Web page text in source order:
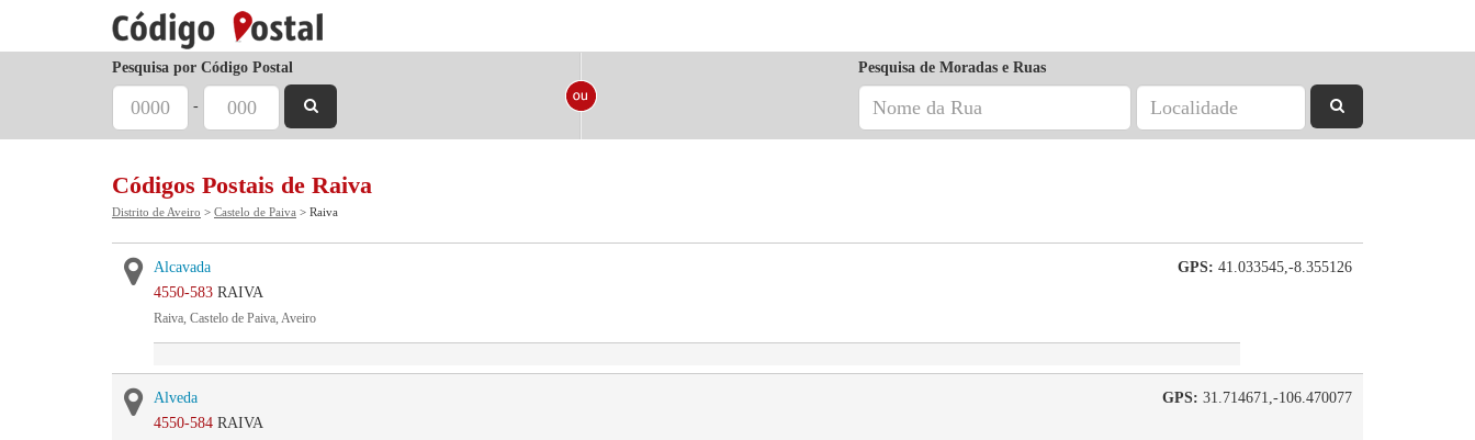
Pesquisa por Código Postal
-
Pesquisa de Moradas e Ruas
Códigos Postais de Raiva
Distrito de Aveiro > Castelo de Paiva > Raiva
GPS: 41.033545,-8.355126
Alcavada
4550-583 RAIVA
Raiva, Castelo de Paiva, Aveiro
GPS: 31.714671,-106.470077
Alveda
4550-584 RAIVA